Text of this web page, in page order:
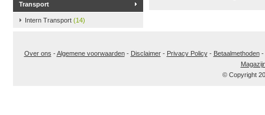
Transport
Intern Transport (14)
Over ons -Algemene voorwaarden- Disclaimer- Privacy Policy- Betaalmethoden-
© Copyright